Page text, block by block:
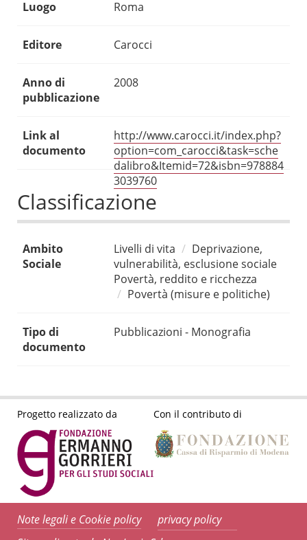
Luogo Roma
Editore Carocci
Anno di
pubblicazione
2008
Link al
documento
http://www.carocci.it/index.php?
option=com_carocci&task=sche
dalibro&Itemid=72&isbn=978884
3039760
Classificazione
Ambito
Sociale
Livelli di vita
Deprivazione,
vulnerabilità, esclusione sociale
Povertà, reddito e ricchezza
Povertà (misure e politiche)
Tipo di
documento
Pubblicazioni - Monografia
Progetto realizzato da Con il contributo di
Note legali e Cookie policy
privacy policy